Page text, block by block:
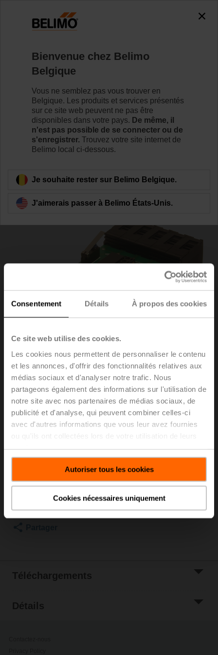
Consentement Détails À propos des cookies
Ce site web utilise des cookies.
Les cookies nous permettent de personnaliser le contenu
et les annonces, d'offrir des fonctionnalités relatives aux
médias sociaux et d'analyser notre trafic. Nous
partageons également des informations sur l'utilisation de
notre site avec nos partenaires de médias sociaux, de
publicité et d'analyse, qui peuvent combiner celles-ci
avec d'autres informations que vous leur avez fournies
Autoriser tous les cookies
Cookies nécessaires uniquement
accessing the absolute URL
"https://www.belimo.com/be/fr_FR/~mgnlArea=cookies~".
https://www.belimo.com/be/fr_FR/~mgnlArea=cookies~
ZFP2-MP
Retour a la catégorie de produits
ZFP2-MP
Panneau de raccordement MP-Bus, pour boîtiers de
Liste de prix
€ 123,00
Ajouter au
panier
Ajouter à la liste
de projets
Téléchargements
Détails
Bienvenue chez Belimo
Belgique
Vous ne semblez pas vous trouver en
Belgique. Les produits et services présentés
sur ce site web peuvent ne pas être
disponibles dans votre pays. De même, il
n'est pas possible de se connecter ou de
s'enregistrer. Trouvez votre site internet de
Belimo local ci-dessous.
Je souhaite rester sur Belimo Belgique.
J'aimerais passer à Belimo États-Unis.